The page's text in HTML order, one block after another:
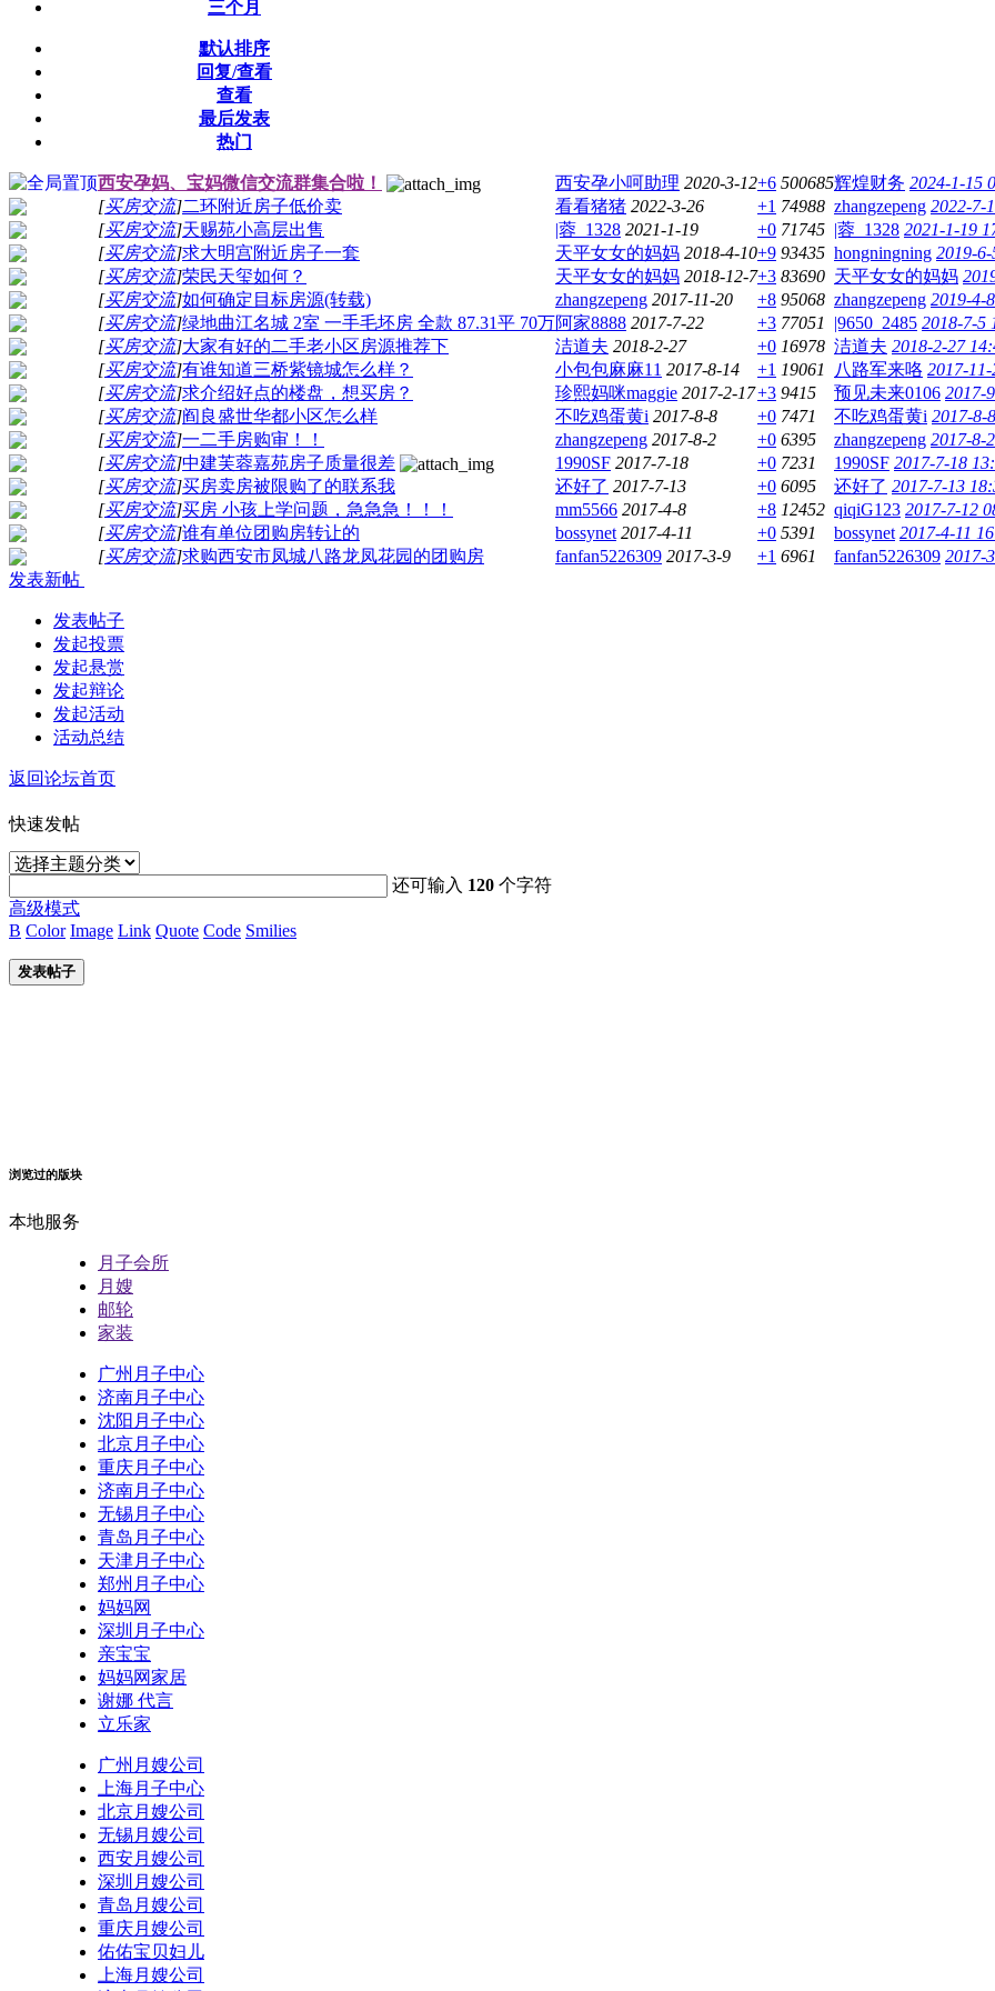
三个月
默认排序
回复/查看
查看
最后发表
热门
西安孕妈、宝妈微信交流群集合啦！ 西安孕小呵助理 2020-3-12+6 500685辉煌财务 2024-1-15
[买房交流]二环附近房子低价卖 看看猪猪 2022-3-26 +1 74988 zhangzepeng 2022-7-
[买房交流]天赐苑小高层出售 |蓉_1328 2021-1-19 +0 71745 |蓉_1328 2021-1-19
[买房交流]求大明宫附近房子一套 天平女女的妈妈 2018-4-10+9 93435 hongningning 2019-
[买房交流]荣民天玺如何？ 天平女女的妈妈 2018-12-7+3 83690 天平女女的妈妈
[买房交流]如何确定目标房源(转载) zhangzepeng 2017-11-20 +8 95068 zhangzepeng 2019-4-
[买房交流]绿地曲江名城 2室 一手毛坯房 全款 87.31平 70万阿家8888 2017-7-22 +3 77051 |9650_2485 2018-7-5
[买房交流]大家有好的二手老小区房源推荐下 洁道夫 2018-2-27 +0 16978 洁道夫 2018-2-27
[买房交流]有谁知道三桥紫镜城怎么样？ 小包包麻麻11 2017-8-14 +1 19061 八路军来咯 2017-
[买房交流]求介绍好点的楼盘，想买房？ 珍熙妈咪maggie 2017-2-17+3 9415 预见未来0106 2017-
[买房交流]阎良盛世华都小区怎么样 不吃鸡蛋黄i 2017-8-8 +0 7471 不吃鸡蛋黄i 2017-8-
[买房交流]一二手房购审！！ zhangzepeng 2017-8-2 +0 6395 zhangzepeng 2017-8-
[买房交流]中建芙蓉嘉苑房子质量很差 1990SF 2017-7-18 +0 7231 1990SF 2017-7-18
[买房交流]买房卖房被限购了的联系我 还好了 2017-7-13 +0 6095 还好了 2017-7-13
[买房交流]买房 小孩上学问题，急急急！！！ mm5566 2017-4-8 +8 12452 qiqiG123 2017-7-12
[买房交流]谁有单位团购房转让的 bossynet 2017-4-11 +0 5391 bossynet 2017-4-11
[买房交流]求购西安市凤城八路龙凤花园的团购房 fanfan5226309 2017-3-9 +1 6961 fanfan5226309 2017-
发表新帖
发表帖子
发起投票
发起悬赏
发起辩论
发起活动
活动总结
返回论坛首页
快速发帖
还可输入 120 个字符
高级模式
B Color Image Link Quote Code Smilies
发表帖子
浏览过的版块
本地服务
月子会所
月嫂
邮轮
家装
广州月子中心
济南月子中心
沈阳月子中心
北京月子中心
重庆月子中心
济南月子中心
无锡月子中心
青岛月子中心
天津月子中心
郑州月子中心
妈妈网
深圳月子中心
亲宝宝
妈妈网家居
谢娜 代言
立乐家
广州月嫂公司
上海月子中心
北京月嫂公司
无锡月嫂公司
西安月嫂公司
深圳月嫂公司
青岛月嫂公司
重庆月嫂公司
佑佑宝贝妇儿
上海月嫂公司